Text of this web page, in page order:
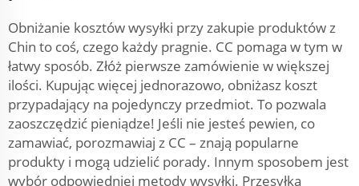
Obniżanie kosztów wysyłki przy zakupie produktów z
Chin to coś, czego każdy pragnie. CC pomaga w tym w
łatwy sposób. Złóż pierwsze zamówienie w większej
ilości. Kupując więcej jednorazowo, obniżasz koszt
przypadający na pojedynczy przedmiot. To pozwala
zaoszczędzić pieniądze! Jeśli nie jesteś pewien, co
zamawiać, porozmawiaj z CC – znają popularne
produkty i mogą udzielić porady. Innym sposobem jest
wybór odpowiedniej metody wysyłki. Przesyłka